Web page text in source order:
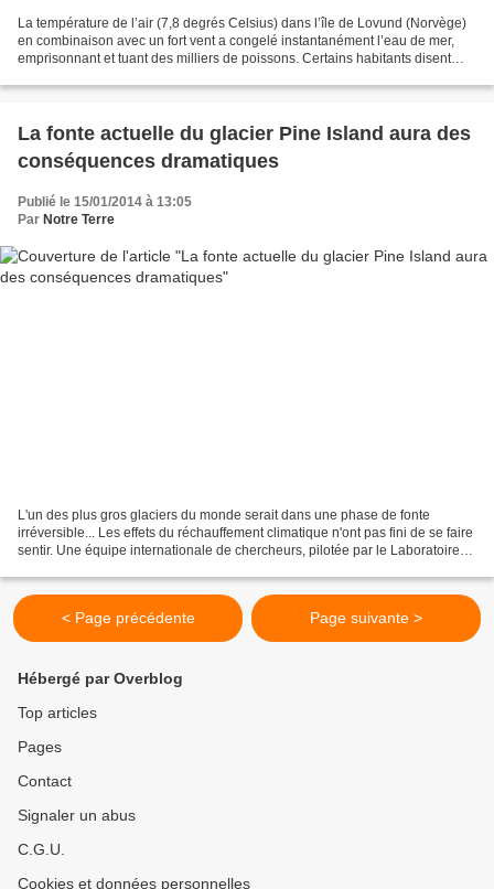
La température de l’air (7,8 degrés Celsius) dans l’île de Lovund (Norvège)
en combinaison avec un fort vent a congelé instantanément l’eau de mer,
emprisonnant et tuant des milliers de poissons. Certains habitants disent
La fonte actuelle du glacier Pine Island aura des
conséquences dramatiques
Publié le 15/01/2014 à 13:05
Par Notre Terre
L'un des plus gros glaciers du monde serait dans une phase de fonte
irréversible... Les effets du réchauffement climatique n'ont pas fini de se faire
sentir. Une équipe internationale de chercheurs, pilotée par le Laboratoire
< Page précédente Page suivante >
Hébergé par Overblog
Top articles
Pages
Contact
Signaler un abus
C.G.U.
Cookies et données personnelles